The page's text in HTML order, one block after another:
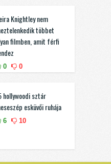
Knightley nem
többet
filmben, amit férfi
0 0
hollywoodi sztár
esküvői ruhája
6 10